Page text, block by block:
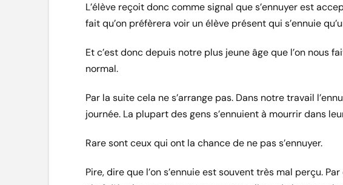
L’élève reçoit donc comme signal que s’ennuyer est
fait qu’on préfèrera voir un élève présent qui s’ennuie
Et c’est donc depuis notre plus jeune âge que l’on nous
normal.
Par la suite cela ne s’arrange pas. Dans notre travail
journée. La plupart des gens s’ennuient à mourrir dans
Rare sont ceux qui ont la chance de ne pas s’ennuyer.
Pire, dire que l’on s’ennuie est souvent très mal perçu.